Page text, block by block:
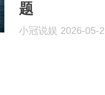
题
小冠说娱 2026-05-